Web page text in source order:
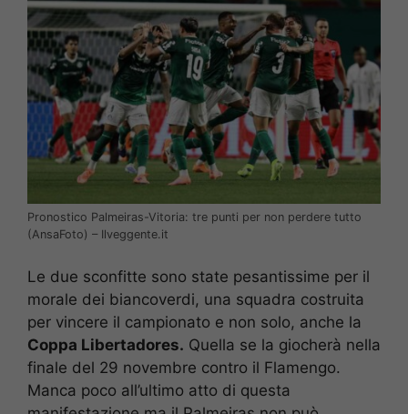
Pronostico Palmeiras-Vitoria: tre punti per non perdere tutto
(AnsaFoto) – Ilveggente.it
Le due sconfitte sono state pesantissime per il
morale dei biancoverdi, una squadra costruita
per vincere il campionato e non solo, anche la
Coppa Libertadores. Quella se la giocherà nella
finale del 29 novembre contro il Flamengo.
Manca poco all’ultimo atto di questa